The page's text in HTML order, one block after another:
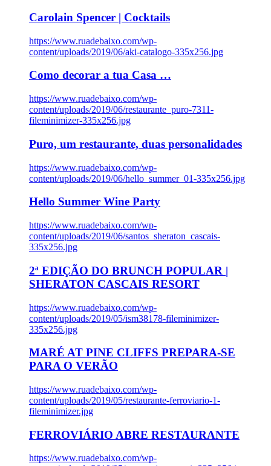
Carolain Spencer | Cocktails
https://www.ruadebaixo.com/wp-
content/uploads/2019/06/aki-catalogo-335x256.jpg
Como decorar a tua Casa …
https://www.ruadebaixo.com/wp-
content/uploads/2019/06/restaurante_puro-7311-
fileminimizer-335x256.jpg
Puro, um restaurante, duas personalidades
https://www.ruadebaixo.com/wp-
content/uploads/2019/06/hello_summer_01-335x256.jpg
Hello Summer Wine Party
https://www.ruadebaixo.com/wp-
content/uploads/2019/06/santos_sheraton_cascais-
335x256.jpg
2ª EDIÇÃO DO BRUNCH POPULAR |
SHERATON CASCAIS RESORT
https://www.ruadebaixo.com/wp-
content/uploads/2019/05/ism38178-fileminimizer-
335x256.jpg
MARÉ AT PINE CLIFFS PREPARA-SE
PARA O VERÃO
https://www.ruadebaixo.com/wp-
content/uploads/2019/05/restaurante-ferroviario-1-
fileminimizer.jpg
FERROVIÁRIO ABRE RESTAURANTE
https://www.ruadebaixo.com/wp-